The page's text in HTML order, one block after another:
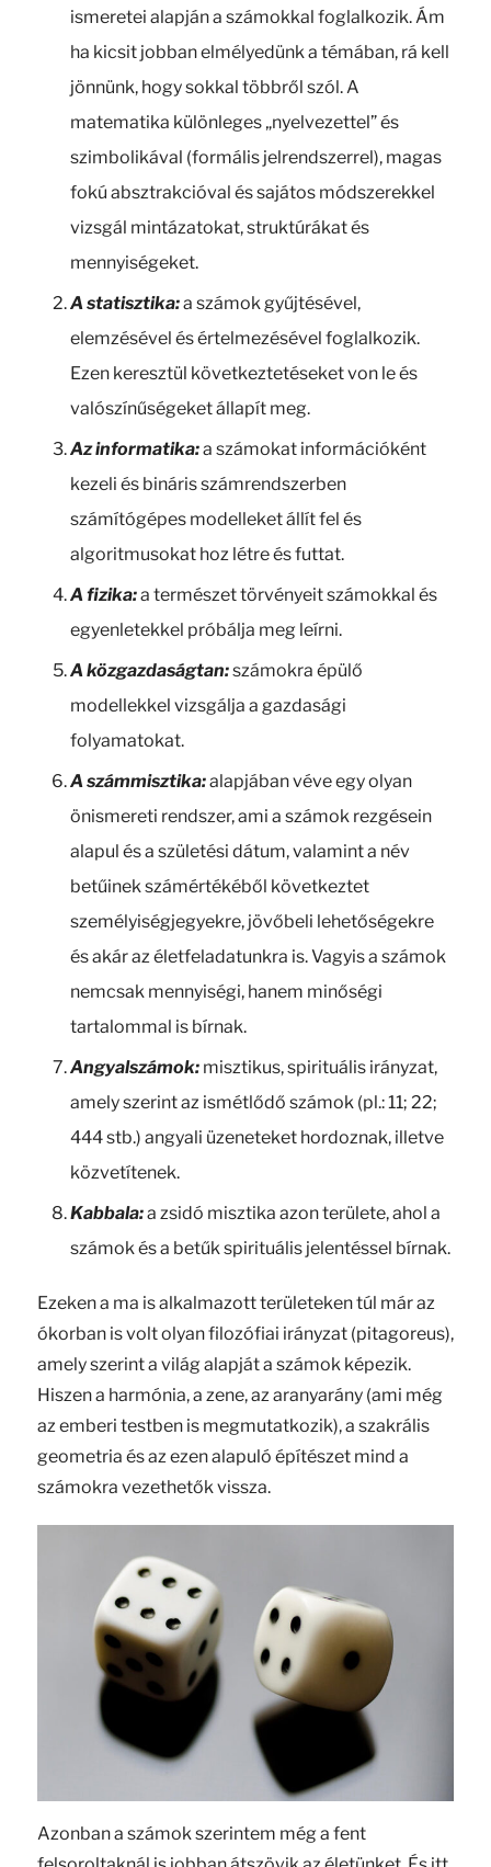
ismeretei alapján a számokkal foglalkozik. Ám
ha kicsit jobban elmélyedünk a témában, rá kell
jönnünk, hogy sokkal többről szól. A
matematika különleges „nyelvezettel” és
szimbolikával (formális jelrendszerrel), magas
fokú absztrakcióval és sajátos módszerekkel
vizsgál mintázatokat, struktúrákat és
mennyiségeket.
A statisztika:a számok gyűjtésével,
elemzésével és értelmezésével foglalkozik.
Ezen keresztül következtetéseket von le és
valószínűségeket állapít meg.
Az informatika:a számokat információként
kezeli és bináris számrendszerben
számítógépes modelleket állít fel és
algoritmusokat hoz létre és futtat.
A fizika:a természet törvényeit számokkal és
egyenletekkel próbálja meg leírni.
A közgazdaságtan:számokra épülő
modellekkel vizsgálja a gazdasági
folyamatokat.
A számmisztika:alapjában véve egy olyan
önismereti rendszer, ami a számok rezgésein
alapul és a születési dátum, valamint a név
betűinek számértékéből következtet
személyiségjegyekre, jövőbeli lehetőségekre
és akár az életfeladatunkra is. Vagyis a számok
nemcsak mennyiségi, hanem minőségi
tartalommal is bírnak.
Angyalszámok:misztikus, spirituális irányzat,
amely szerint az ismétlődő számok (pl.: 11; 22;
444 stb.) angyali üzeneteket hordoznak, illetve
közvetítenek.
Kabbala:a zsidó misztika azon területe, ahol a
számok és a betűk spirituális jelentéssel bírnak.
Ezeken a ma is alkalmazott területeken túl már az
ókorban is volt olyan filozófiai irányzat (pitagoreus),
amely szerint a világ alapját a számok képezik.
Hiszen a harmónia, a zene, az aranyarány (ami még
az emberi testben is megmutatkozik), a szakrális
geometria és az ezen alapuló építészet mind a
számokra vezethetők vissza.
Azonban a számok szerintem még a fent